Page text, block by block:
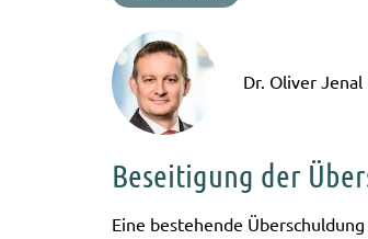
Dr. Oliver Jenal
Beseitigung der
Eine bestehen­de